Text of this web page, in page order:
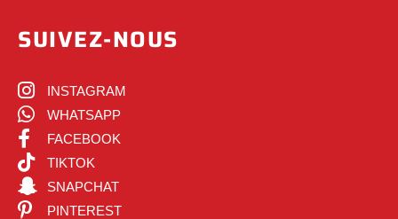
SUIVEZ-NOUS
INSTAGRAM
WHATSAPP
FACEBOOK
TIKTOK
SNAPCHAT
PINTEREST